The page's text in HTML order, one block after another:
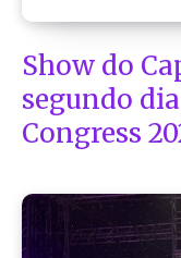
Show do
segundo
Congress